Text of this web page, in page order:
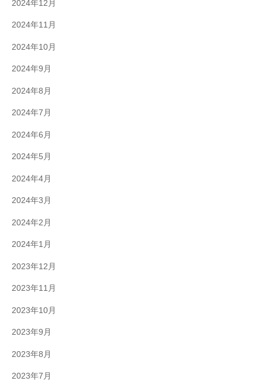
2024年12月
2024年11月
2024年10月
2024年9月
2024年8月
2024年7月
2024年6月
2024年5月
2024年4月
2024年3月
2024年2月
2024年1月
2023年12月
2023年11月
2023年10月
2023年9月
2023年8月
2023年7月